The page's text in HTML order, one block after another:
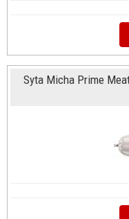
Syta Micha Prime